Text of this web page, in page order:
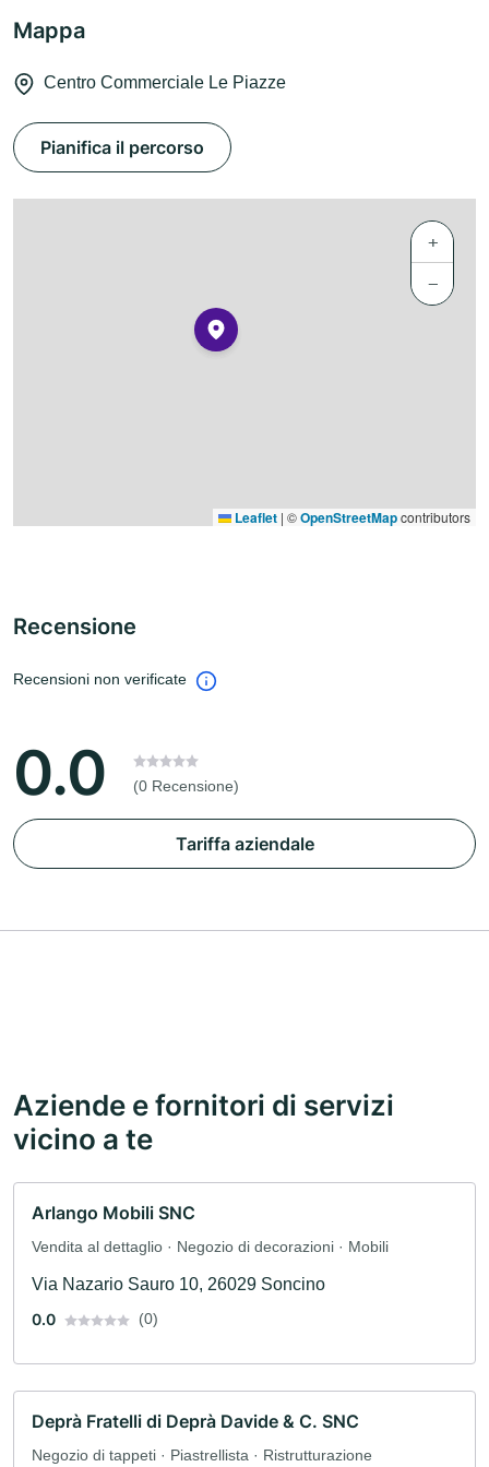
Mappa
Centro Commerciale Le Piazze
Pianifica il percorso
+
−
Leaflet | ©OpenStreetMapcontributors
Recensione
Recensioni non verificate
0.0 (0 Recensione)
Tariffa aziendale
Aziende e fornitori di servizi
vicino a te
Arlango Mobili SNC
Vendita al dettaglio · Negozio di decorazioni · Mobili
Via Nazario Sauro 10, 26029 Soncino
0.0
(0)
Deprà Fratelli di Deprà Davide & C. SNC
Negozio di tappeti · Piastrellista · Ristrutturazione